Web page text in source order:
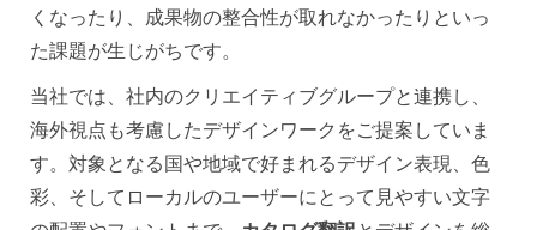
くなったり、成果物の整合性が取れなかったりといっ
た課題が生じがちです。
当社では、社内のクリエイティブグループと連携し、
海外視点も考慮したデザインワークをご提案していま
す。対象となる国や地域で好まれるデザイン表現、色
彩、そしてローカルのユーザーにとって見やすい文字